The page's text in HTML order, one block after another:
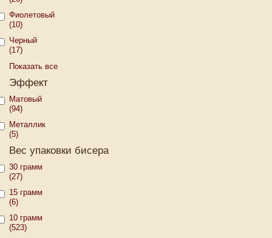
Фиолетовый
(10)
Черный
(17)
Показать все
Эффект
Матовый
(94)
Металлик
(5)
Вес упаковки бисера
30 грамм
(27)
15 грамм
(6)
10 грамм
(523)